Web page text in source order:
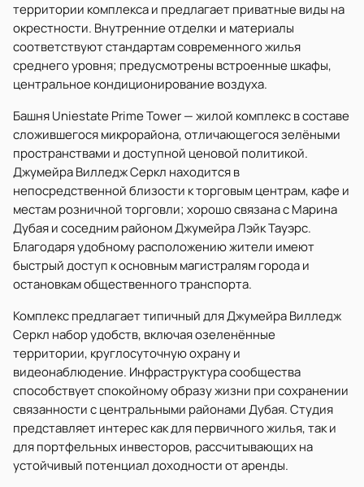
территории комплекса и предлагает приватные виды на
окрестности. Внутренние отделки и материалы
соответствуют стандартам современного жилья
среднего уровня; предусмотрены встроенные шкафы,
центральное кондиционирование воздуха.
Башня Uniestate Prime Tower — жилой комплекс в составе
сложившегося микрорайона, отличающегося зелёными
пространствами и доступной ценовой политикой.
Джумейра Вилледж Серкл находится в
непосредственной близости к торговым центрам, кафе и
местам розничной торговли; хорошо связана с Марина
Дубая и соседним районом Джумейра Лэйк Тауэрс.
Благодаря удобному расположению жители имеют
быстрый доступ к основным магистралям города и
остановкам общественного транспорта.
Комплекс предлагает типичный для Джумейра Вилледж
Серкл набор удобств, включая озеленённые
территории, круглосуточную охрану и
видеонаблюдение. Инфраструктура сообщества
способствует спокойному образу жизни при сохранении
связанности с центральными районами Дубая. Студия
представляет интерес как для первичного жилья, так и
для портфельных инвесторов, рассчитывающих на
устойчивый потенциал доходности от аренды.